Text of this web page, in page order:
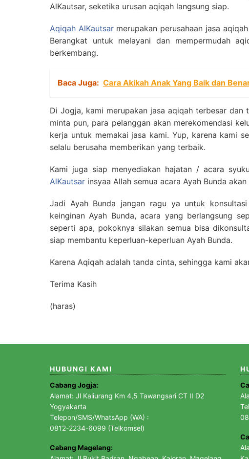
AlKautsar, seketika urusan aqiqah langsung siap.
Aqiqah AlKautsarmerupakan perusahaan jasa
Berangkat untuk melayani dan mempermudah
berkembang.
Baca Juga: Cara Akikah Anak Yang Baik dan
Di Jogja, kami merupakan jasa aqiqah terbesar dan
minta pun, para pelanggan akan merekomendasi
kerja untuk memakai jasa kami. Yup, karena kami
selalu berusaha memberikan yang terbaik.
Kami juga siap menyediakan hajatan / acara
AlKautsar insyaa Allah semua acara Ayah Bunda
Jadi Ayah Bunda jangan ragu ya untuk
keinginan Ayah Bunda, acara yang berlangsung
seperti apa, pokoknya silakan semua bisa
siap membantu keperluan-keperluan Ayah Bunda.
Karena Aqiqah adalah tanda cinta, sehingga kami
Terima Kasih
(haras)
HUBUNGI KAMI
Cabang Jogja:
Alamat: Jl Kaliurang Km 4,5 Tawangsari CT II D2
Yogyakarta
Telepon/SMS/WhatsApp (WA) :
0812-2234-6099 (Telkomsel)
Cabang Magelang: